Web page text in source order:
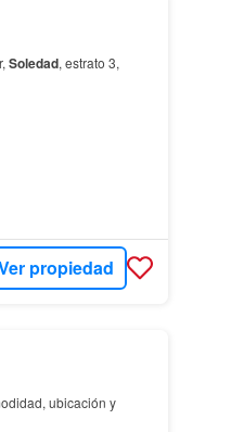
Soledad, estrato 3,
propiedad
ubicación y